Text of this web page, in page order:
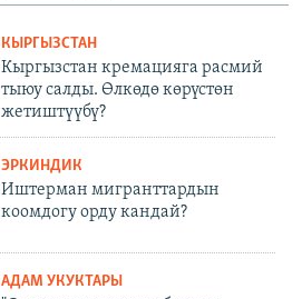
КЫРГЫЗСТАН
Кыргызстан кремацияга расмий
тыюу салды. Өлкөдө көрүстөн
жетиштүүбү?
ЭРКИНДИК
Иштерман мигранттардын
коомдогу орду кандай?
АДАМ УКУКТАРЫ